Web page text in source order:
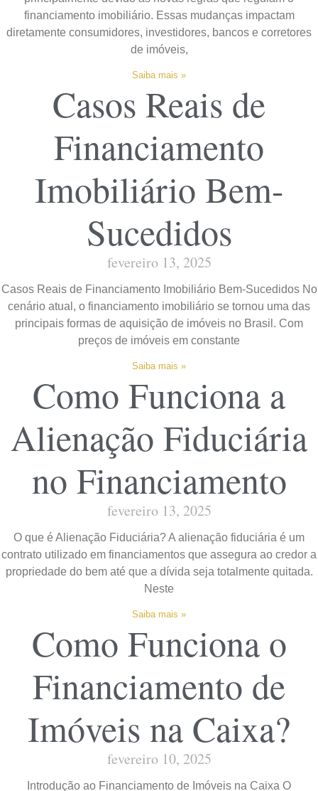
financiamento imobiliário. Essas mudanças impactam
diretamente consumidores, investidores, bancos e corretores
de imóveis,
Saiba mais »
Casos Reais de
Financiamento
Imobiliário Bem-
Sucedidos
fevereiro 13, 2025
Casos Reais de Financiamento Imobiliário Bem-Sucedidos No
cenário atual, o financiamento imobiliário se tornou uma das
principais formas de aquisição de imóveis no Brasil. Com
preços de imóveis em constante
Saiba mais »
Como Funciona a
Alienação Fiduciária
no Financiamento
fevereiro 13, 2025
O que é Alienação Fiduciária? A alienação fiduciária é um
contrato utilizado em financiamentos que assegura ao credor a
propriedade do bem até que a dívida seja totalmente quitada.
Neste
Saiba mais »
Como Funciona o
Financiamento de
Imóveis na Caixa?
fevereiro 10, 2025
Introdução ao Financiamento de Imóveis na Caixa O